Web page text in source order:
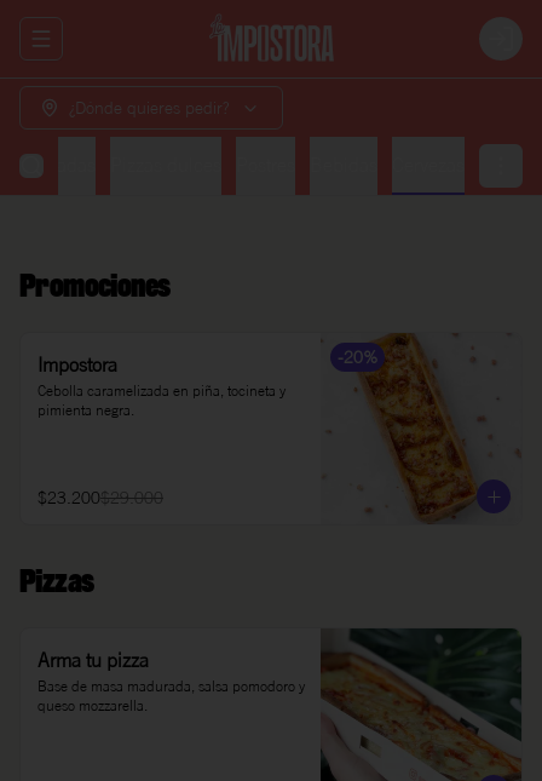
Abrir menu de navegación Login
¿Dónde quieres pedir?
Ensaladas
Promociones
-20%
Impostora
Cebolla caramelizada en piña, tocineta y
pimienta negra.
$23.200$29.000
Pizzas
Arma tu pizza
Base de masa madurada, salsa pomodoro y
queso mozzarella.